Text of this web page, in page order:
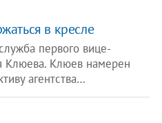
в кресле
первого вице-
Клюева. Клюев намерен
агентства…